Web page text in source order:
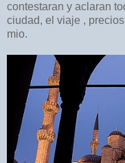
contestaran y aclaran
ciudad, el viaje ,
mio.